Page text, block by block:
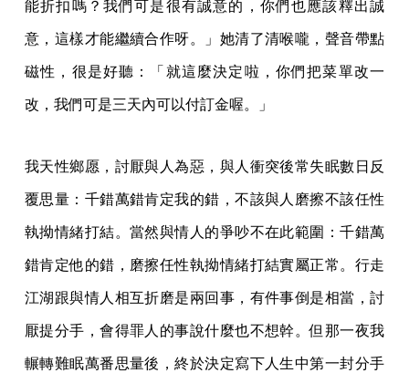
能折扣嗎？我們可是很有誠意的，你們也應該釋出誠
意，這樣才能繼續合作呀。」她清了清喉嚨，聲音帶點
磁性，很是好聽：「就這麼決定啦，你們把菜單改一
改，我們可是三天內可以付訂金喔。」
我天性鄉愿，討厭與人為惡，與人衝突後常失眠數日反
覆思量：千錯萬錯肯定我的錯，不該與人磨擦不該任性
執拗情緒打結。當然與情人的爭吵不在此範圍：千錯萬
錯肯定他的錯，磨擦任性執拗情緒打結實屬正常。行走
江湖跟與情人相互折磨是兩回事，有件事倒是相當，討
厭提分手，會得罪人的事說什麼也不想幹。但那一夜我
輾轉難眠萬番思量後，終於決定寫下人生中第一封分手